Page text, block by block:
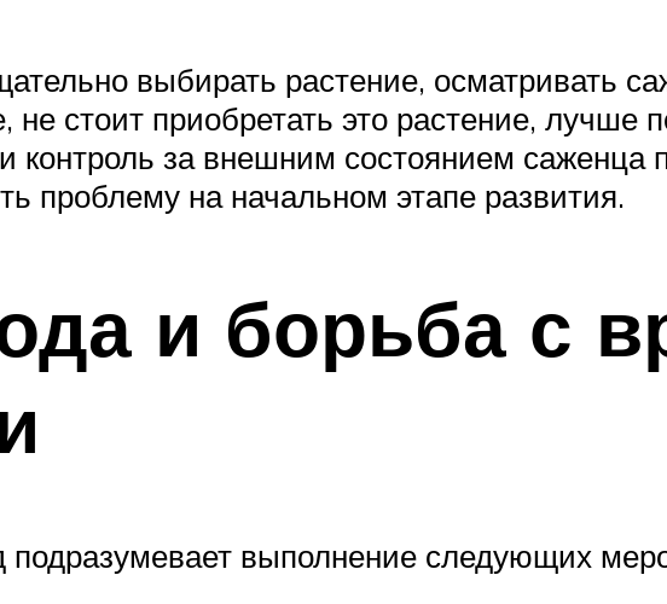
выбирать растение, осматривать
стоит приобретать это растение, лучше
контроль за внешним состоянием саженца
проблему на начальном этапе развития.
и борьба с
подразумевает выполнение следующих